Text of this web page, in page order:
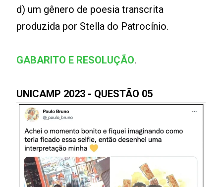
d) um gênero de poesia transcrita
produzida por Stella do Patrocínio.
GABARITO E RESOLUÇÃO.
UNICAMP 2023 - QUESTÃO 05